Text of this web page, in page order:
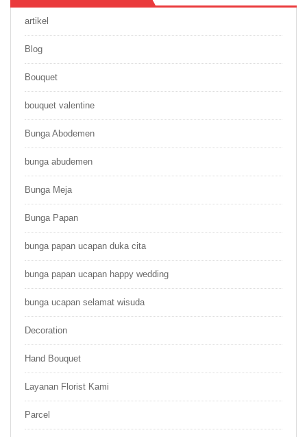
artikel
Blog
Bouquet
bouquet valentine
Bunga Abodemen
bunga abudemen
Bunga Meja
Bunga Papan
bunga papan ucapan duka cita
bunga papan ucapan happy wedding
bunga ucapan selamat wisuda
Decoration
Hand Bouquet
Layanan Florist Kami
Parcel